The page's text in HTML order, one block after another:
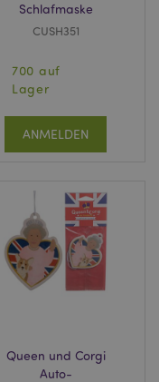
Schlafmaske
CUSH351
700 auf
Lager
ANMELDEN
Queen und Corgi
Auto-